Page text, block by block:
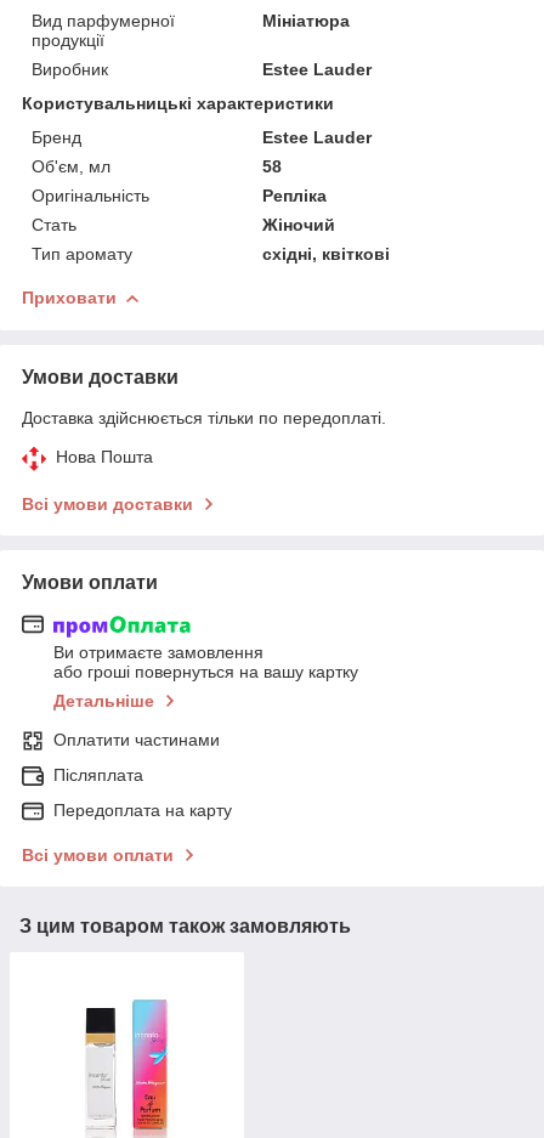
Вид парфумерної
продукції
Мініатюра
Виробник
Estee Lauder
Користувальницькі характеристики
Бренд
Estee Lauder
Об'єм, мл
58
Оригінальність
Репліка
Стать
Жіночий
Тип аромату
східні, квіткові
Приховати
Умови доставки
Доставка здійснюється тільки по передоплаті.
Нова Пошта
Всі умови доставки
Умови оплати
Ви отримаєте замовлення
або гроші повернуться на вашу картку
Детальніше
Оплатити частинами
Післяплата
Передоплата на карту
Всі умови оплати
З цим товаром також замовляють